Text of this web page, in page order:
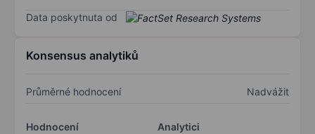
Data poskytnuta od
Konsensus analytiků
Průměrné hodnocení Nadvážit
Hodnocení
Analytici